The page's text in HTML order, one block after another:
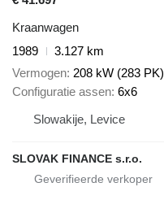
Kraanwagen
1989
3.127 km
Vermogen 208 kW (283 PK)
Configuratie assen 6x6
Slowakije, Levice
SLOVAK FINANCE s.r.o.